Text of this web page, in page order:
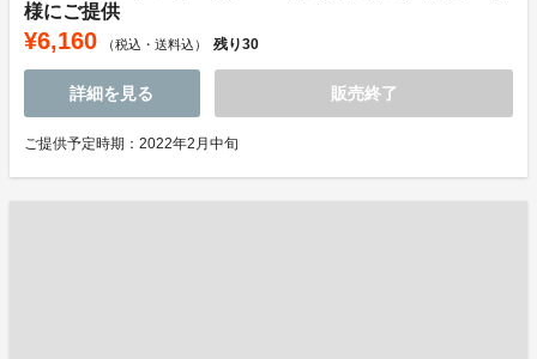
様にご提供
¥6,160 （税込・送料込） 残り30
詳細を見る 販売終了
ご提供予定時期：2022年2月中旬